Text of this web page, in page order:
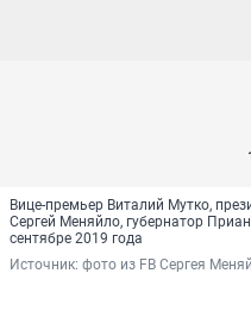
Вице-премьер Виталий Мутко,
Сергей Меняйло, губернатор
сентябре 2019 года
Источник: фото из FB Сергея